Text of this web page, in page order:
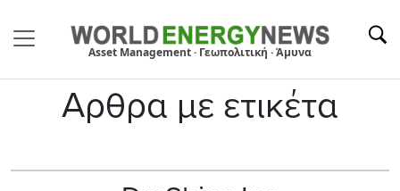
Asset Management · Γεωπολιτική · Άμυνα
Αρθρα με ετικέτα